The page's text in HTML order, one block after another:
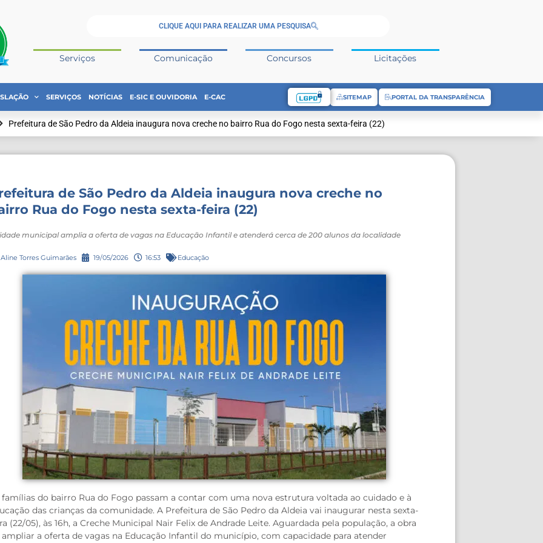
CLIQUE AQUI PARA REALIZAR UMA PESQUISA
Serviços Comunicação Concursos Licitações
SERVIÇOS NOTÍCIAS E-SIC E OUVIDORIA E-CAC SITEMAP PORTAL DA TRANSPARÊNCIA
Prefeitura de São Pedro da Aldeia inaugura nova creche no bairro Rua do Fogo nesta sexta-feira (22)
de São Pedro da Aldeia inaugura nova creche no
Rua do Fogo nesta sexta-feira (22)
municipal amplia a oferta de vagas na Educação Infantil e atenderá cerca de 200 alunos da localidade
Aline Torres Guimarães 19/05/2026 16:53 Educação
famílias do bairro Rua do Fogo passam a contar com uma nova estrutura voltada ao cuidado e à
das crianças da comunidade. A Prefeitura de São Pedro da Aldeia vai inaugurar nesta sexta-
(22/05), às 16h, a Creche Municipal Nair Felix de Andrade Leite. Aguardada pela população, a obra
ampliar a oferta de vagas na Educação Infantil do município, com capacidade para atender